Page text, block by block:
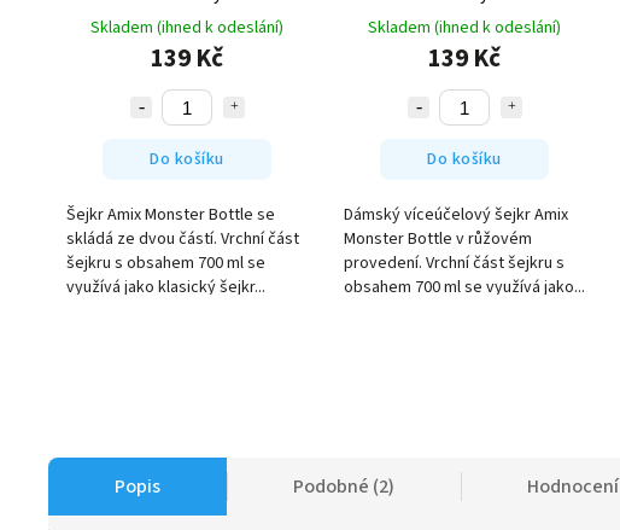
Skladem (ihned k odeslání)
139 Kč
Do košíku
Šejkr Amix Monster Bottle se
skládá ze dvou částí. Vrchní část
šejkru s obsahem 700 ml se
využívá jako klasický šejkr...
Skladem (ihned k odeslání)
139 Kč
Do košíku
Dámský víceúčelový šejkr Amix
Monster Bottle v růžovém
provedení. Vrchní část šejkru s
obsahem 700 ml se využívá jako...
Popis Podobné (2) Hodnocení